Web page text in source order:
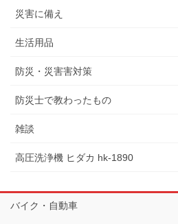
災害に備え
生活用品
防災・災害害対策
防災士で教わったもの
雑談
高圧洗浄機 ヒダカ hk-1890
バイク・自動車